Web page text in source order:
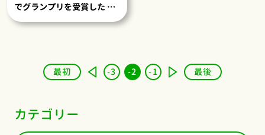
でグランプリを受賞した 明
日葉の放課後児童クラブに
最初 -3 -2 -1 最後
カテゴリー